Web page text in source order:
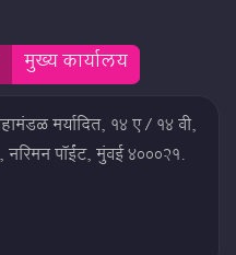
मुख्य कार्यालय
मर्यादित, १४ ए / १४ बी,
नरिमन पॉईंट, मुंबई ४०००२१.